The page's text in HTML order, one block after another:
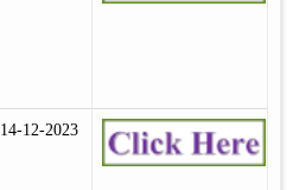
14-12-2023